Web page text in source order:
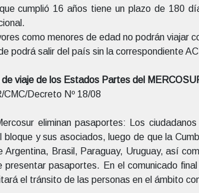
cumplió 16 años tiene un plazo de 180
como menores de edad no podrán viajar
podrá salir del país sin la correspondiente
de viaje de los Estados Partes del
CMC/Decreto Nº 18/08
eliminan pasaportes: Los
bloque y sus asociados, luego de que la
Argentina, Brasil, Paraguay, Uruguay, así
presentar pasaportes. En el comunicado
el tránsito de las personas en el ámbito